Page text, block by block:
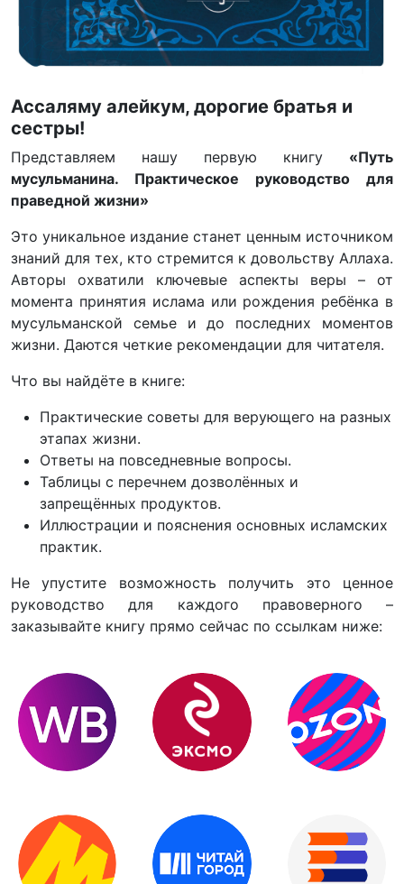
Ассаляму алейкум, дорогие братья и
сестры!
Представляем нашу первую книгу «Путь
мусульманина. Практическое руководство для
праведной жизни»
Это уникальное издание станет ценным источником
знаний для тех, кто стремится к довольству Аллаха.
Авторы охватили ключевые аспекты веры – от
момента принятия ислама или рождения ребёнка в
мусульманской семье и до последних моментов
жизни. Даются четкие рекомендации для читателя.
Что вы найдёте в книге:
Практические советы для верующего на разных
этапах жизни.
Ответы на повседневные вопросы.
Таблицы с перечнем дозволённых и
запрещённых продуктов.
Иллюстрации и пояснения основных исламских
практик.
Не упустите возможность получить это ценное
руководство для каждого правоверного –
заказывайте книгу прямо сейчас по ссылкам ниже: